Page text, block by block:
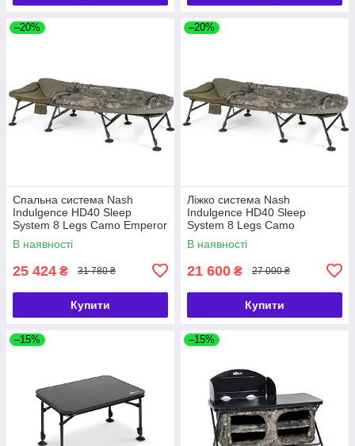
–20%
Спальна система Nash
Indulgence HD40 Sleep
System 8 Legs Camo Emperor
В наявності
25 424 ₴ 31 780 ₴
Купити
–20%
Ліжко система Nash
Indulgence HD40 Sleep
System 8 Legs Camo
В наявності
21 600 ₴ 27 000 ₴
Купити
–15% –15%